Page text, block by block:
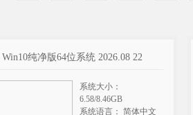
Win10纯净版64位系统 2026.08 22
系统大小：
6.58/8.46GB
系统语言： 简体中文